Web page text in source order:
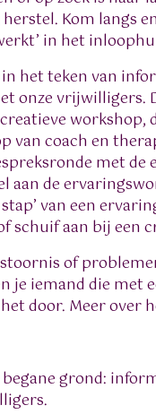
Kom langs
in het
in het teken van
onze vrijwilligers.
workshop,
van coach en
met de
aan de
van een
schuif aan bij een
of
je iemand die met
door. Meer over
begane grond: